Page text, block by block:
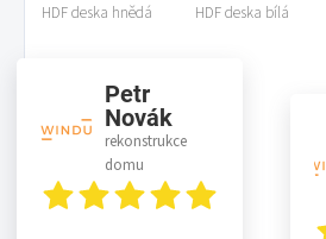
HDF deska hnědá HDF deska bílá
Petr
Novák
rekonstrukce
domu